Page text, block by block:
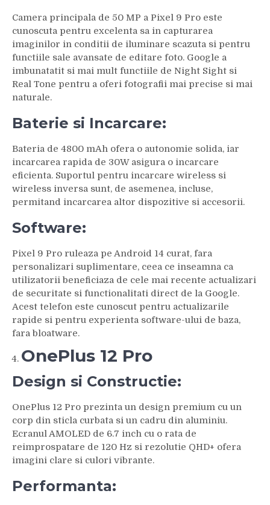
Camera principala de 50 MP a Pixel 9 Pro este
cunoscuta pentru excelenta sa in capturarea
imaginilor in conditii de iluminare scazuta si pentru
functiile sale avansate de editare foto. Google a
imbunatatit si mai mult functiile de Night Sight si
Real Tone pentru a oferi fotografii mai precise si mai
naturale.
Baterie si Incarcare:
Bateria de 4800 mAh ofera o autonomie solida, iar
incarcarea rapida de 30W asigura o incarcare
eficienta. Suportul pentru incarcare wireless si
wireless inversa sunt, de asemenea, incluse,
permitand incarcarea altor dispozitive si accesorii.
Software:
Pixel 9 Pro ruleaza pe Android 14 curat, fara
personalizari suplimentare, ceea ce inseamna ca
utilizatorii beneficiaza de cele mai recente actualizari
de securitate si functionalitati direct de la Google.
Acest telefon este cunoscut pentru actualizarile
rapide si pentru experienta software-ului de baza,
fara bloatware.
OnePlus 12 Pro
Design si Constructie:
OnePlus 12 Pro prezinta un design premium cu un
corp din sticla curbata si un cadru din aluminiu.
Ecranul AMOLED de 6.7 inch cu o rata de
reimprospatare de 120 Hz si rezolutie QHD+ ofera
imagini clare si culori vibrante.
Performanta: